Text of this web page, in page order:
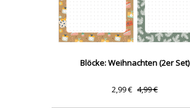
Blöcke: Weihnachten (2er Set)
2,99 € 4,99 €